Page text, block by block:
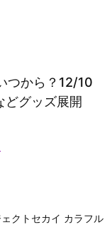
つから？12/10
どグッズ展開
クトセカイ カラフル